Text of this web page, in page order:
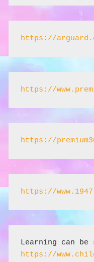
https://
https://
https://
https://
https://